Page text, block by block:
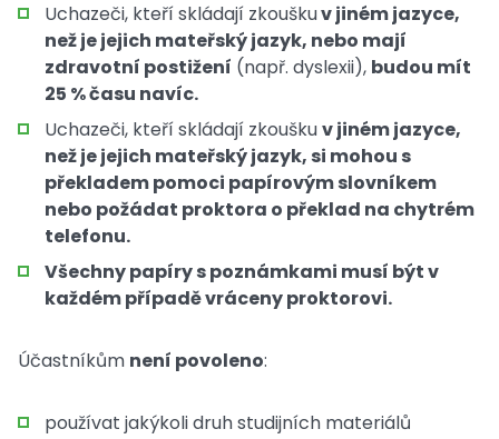
Uchazeči, kteří skládají zkouškuv jiném jazyce,
než je jejich mateřský jazyk, nebo mají
zdravotní postižení (např. dyslexii), budou mít
25 % času navíc.
Uchazeči, kteří skládají zkouškuv jiném jazyce,
než je jejich mateřský jazyk, si mohou s
překladem pomoci papírovým slovníkem
nebo požádat proktora o překlad na chytrém
telefonu.
Všechny papíry s poznámkami musí být v
každém případě vráceny proktorovi.
Účastníkům není povoleno:
používat jakýkoli druh studijních materiálů